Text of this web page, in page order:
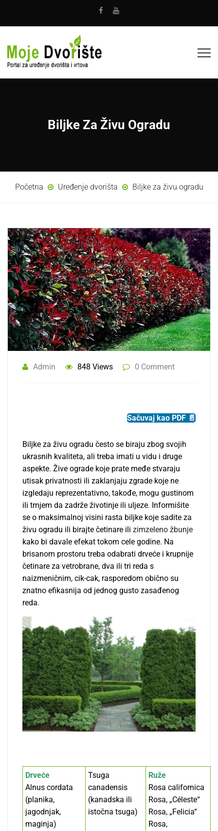
Biljke Za Živu Ogradu
Početna Uređenje dvorišta Biljke za živu ogradu
Admin 848 Views 0 Comment
Sačuvaj kao PDF 📄
Biljke za živu ogradu često se biraju zbog svojih
ukrasnih kvaliteta, ali treba imati u vidu i druge
aspekte. Žive ograde koje prate međe stvaraju
utisak privatnosti ili zaklanjaju zgrade koje ne
izgledaju reprezentativno, takođe, mogu gustinom
ili trnjem da zadrže životinje ili uljeze. Informišite
se o maksimalnoj visini rasta biljke koje sadite za
živu ogradu ili birajte četinare ili zimzeleno žbunje
kako bi davale efekat tokom cele godine. Na
brisanom prostoru treba odabrati drveće i krupnije
četinare za vetrobrane, dva ili tri reda s
naizmeničnim, cik-cak, rasporedom obično su
znatno efikasnija od jednog gusto zasađenog
reda.
Drveće
Alnus cordata
(planika,
jagodnjak,
maginja)
Tsuga
canadensis
(kanadska ili
istočna tsuga)
Ruže
Rosa californica
Rosa, „Céleste“
Rosa, „Felicia“
Rosa,